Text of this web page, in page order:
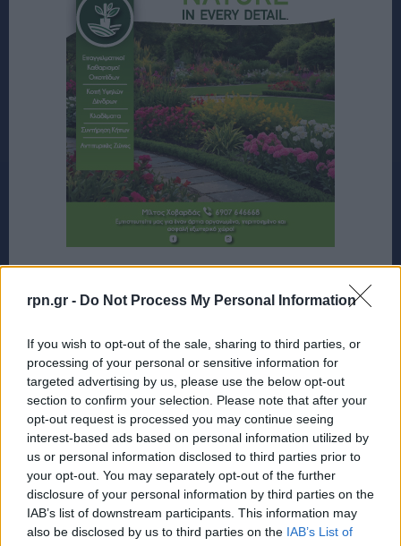
rpn.gr - Do Not Process My Personal Information
If you wish to opt-out of the sale, sharing to third parties, or
processing of your personal or sensitive information for
targeted advertising by us, please use the below opt-out
section to confirm your selection. Please note that after your
opt-out request is processed you may continue seeing
interest-based ads based on personal information utilized by
us or personal information disclosed to third parties prior to
your opt-out. You may separately opt-out of the further
disclosure of your personal information by third parties on the
IAB’s list of downstream participants. This information may
also be disclosed by us to third parties on the IAB’s List of